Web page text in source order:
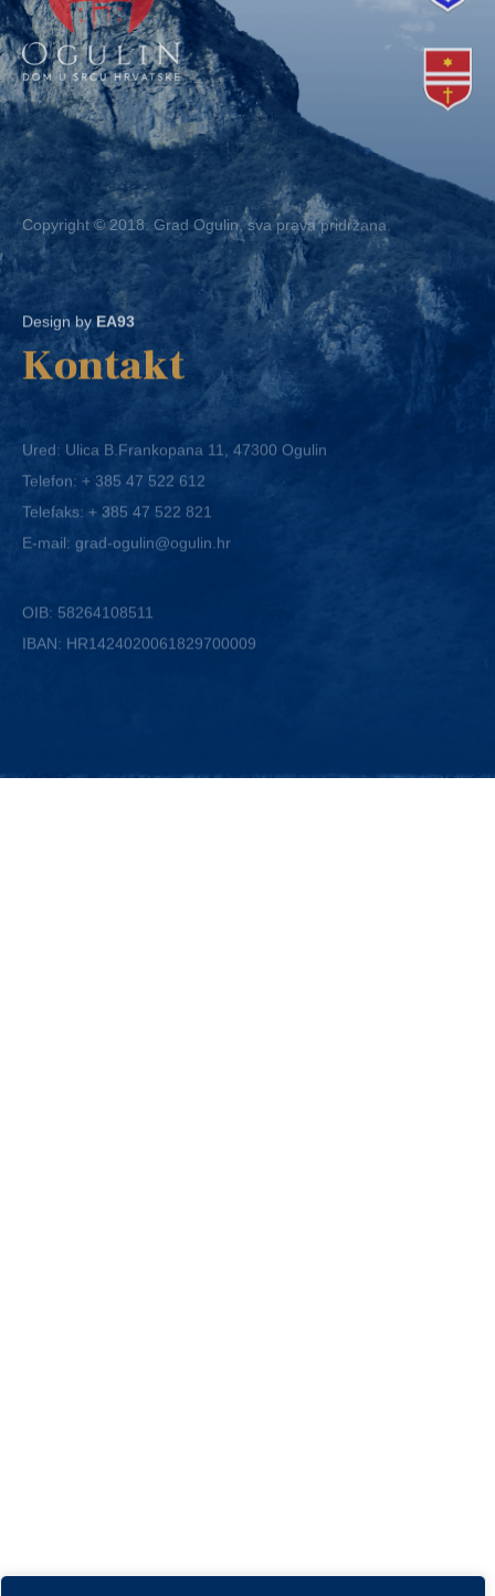
Copyright © 2018. Grad Ogulin, sva prava pridržana.
Design by EA93
Kontakt
Ured: Ulica B.Frankopana 11, 47300 Ogulin
Telefon:+ 385 47 522 612
Telefaks: + 385 47 522 821
E-mail:grad-ogulin@ogulin.hr
IBAN: HR1424020061829700009